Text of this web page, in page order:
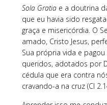
Sola Gratiae a doutrina
que eu havia sido
graça e misericórdia. O
amado, Cristo Jesus,
Sua própria vida e
queridos, adotados por
cédula que era contra
cravando-a na cruz (Cl